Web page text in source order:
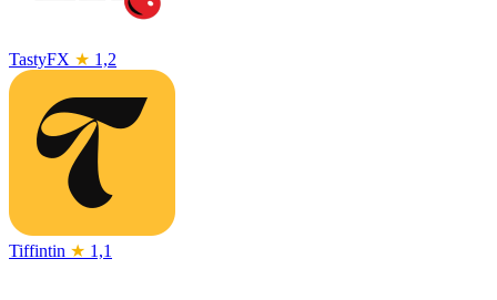
TastyFX ★ 1,2
Tiffintin ★ 1,1